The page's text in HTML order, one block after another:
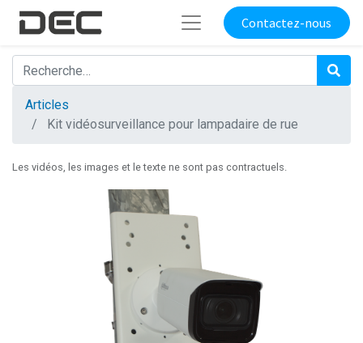
Contactez-nous
Articles
Kit vidéosurveillance pour lampadaire de rue
Les vidéos, les images et le texte ne sont pas contractuels.